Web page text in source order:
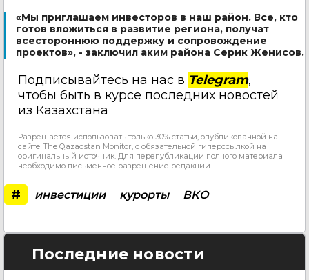
«Мы приглашаем инвесторов в наш район. Все, кто
готов вложиться в развитие региона, получат
всестороннюю поддержку и сопровождение
проектов», - заключил аким района Серик Женисов.
Подписывайтесь на нас в Telegram,
чтобы быть в курсе последних новостей
из Казахстана
Разрешается использовать только 30% статьи, опубликованной на
сайте The Qazaqstan Monitor, с обязательной гиперссылкой на
оригинальный источник. Для перепубликации полного материала
необходимо письменное разрешение редакции.
# инвестиции курорты ВКО
Последние новости